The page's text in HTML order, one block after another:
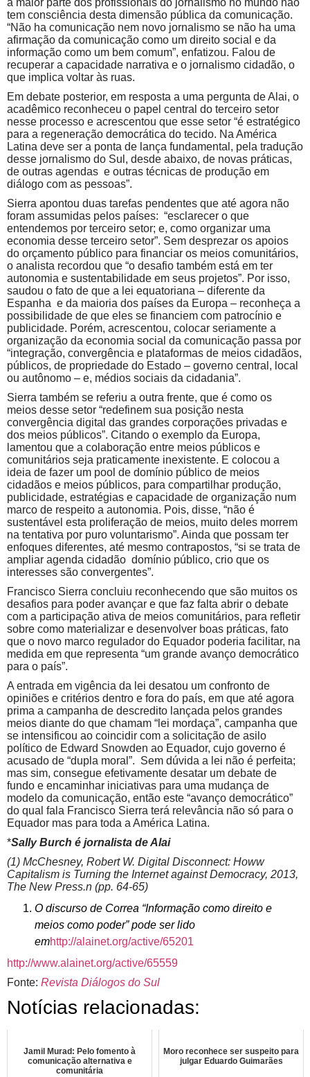
a maior parte dos profissionais do jornalismo no mundo não
tem consciência desta dimensão pública da comunicação.
“Não ha comunicação nem novo jornalismo se não ha uma
afirmação da comunicação como um direito social e da
informação como um bem comum”, enfatizou. Falou de
recuperar a capacidade narrativa e o jornalismo cidadão, o
que implica voltar às ruas.
Em debate posterior, em resposta a uma pergunta de Alai, o
acadêmico reconheceu o papel central do terceiro setor
nesse processo e acrescentou que esse setor “é estratégico
para a regeneração democrática do tecido. Na América
Latina deve ser a ponta de lança fundamental, pela tradução
desse jornalismo do Sul, desde abaixo, de novas práticas,
de outras agendas e outras técnicas de produção em
diálogo com as pessoas”.
Sierra apontou duas tarefas pendentes que até agora não
foram assumidas pelos países: “esclarecer o que
entendemos por terceiro setor; e, como organizar uma
economia desse terceiro setor”. Sem desprezar os apoios
do orçamento público para financiar os meios comunitários,
o analista recordou que “o desafio também está em ter
autonomia e sustentabilidade em seus projetos”. Por isso,
saudou o fato de que a lei equatoriana – diferente da
Espanha e da maioria dos países da Europa – reconheça a
possibilidade de que eles se financiem com patrocínio e
publicidade. Porém, acrescentou, colocar seriamente a
organização da economia social da comunicação passa por
“integração, convergência e plataformas de meios cidadãos,
públicos, de propriedade do Estado – governo central, local
ou autônomo – e, médios sociais da cidadania”.
Sierra também se referiu a outra frente, que é como os
meios desse setor “redefinem sua posição nesta
convergência digital das grandes corporações privadas e
dos meios públicos”. Citando o exemplo da Europa,
lamentou que a colaboração entre meios públicos e
comunitários seja praticamente inexistente. E colocou a
ideia de fazer um pool de domínio público de meios
cidadãos e meios públicos, para compartilhar produção,
publicidade, estratégias e capacidade de organização num
marco de respeito a autonomia. Pois, disse, “não é
sustentável esta proliferação de meios, muito deles morrem
na tentativa por puro voluntarismo”. Ainda que possam ter
enfoques diferentes, até mesmo contrapostos, “si se trata de
ampliar agenda cidadão domínio público, crio que os
interesses são convergentes”.
Francisco Sierra concluiu reconhecendo que são muitos os
desafios para poder avançar e que faz falta abrir o debate
com a participação ativa de meios comunitários, para refletir
sobre como materializar e desenvolver boas práticas, fato
que o novo marco regulador do Equador poderia facilitar, na
medida em que representa “um grande avanço democrático
para o país”.
A entrada em vigência da lei desatou um confronto de
opiniões e critérios dentro e fora do país, em que até agora
prima a campanha de descredito lançada pelos grandes
meios diante do que chamam “lei mordaça”, campanha que
se intensificou ao coincidir com a solicitação de asilo
político de Edward Snowden ao Equador, cujo governo é
acusado de “dupla moral”. Sem dúvida a lei não é perfeita;
mas sim, consegue efetivamente desatar um debate de
fundo e encaminhar iniciativas para uma mudança de
modelo da comunicação, então este “avanço democrático”
do qual fala Francisco Sierra terá relevância não só para o
Equador mas para toda a América Latina.
*Sally Burch é jornalista de Alai
(1) McChesney, Robert W. Digital Disconnect: Howw
Capitalism is Turning the Internet against Democracy, 2013,
The New Press.n (pp. 64-65)
O discurso de Correa “Informação como direito e
meios como poder” pode ser lido
emhttp://alainet.org/active/65201
http://www.alainet.org/active/65559
Fonte: Revista Diálogos do Sul
Notícias relacionadas:
Jamil Murad: Pelo fomento à
comunicação alternativa e
comunitária
Moro reconhece ser suspeito para
julgar Eduardo Guimarães